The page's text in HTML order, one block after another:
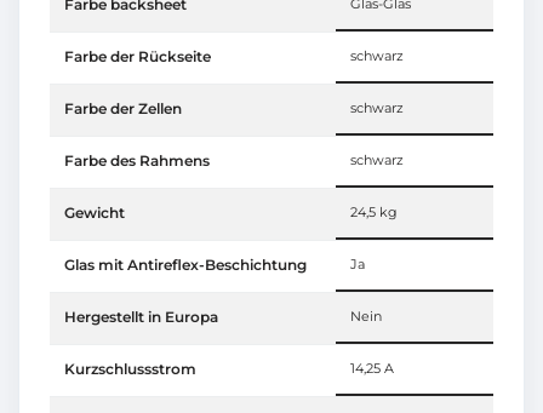
Farbe backsheet Glas-Glas
Farbe der Rückseite schwarz
Farbe der Zellen schwarz
Farbe des Rahmens schwarz
Gewicht 24,5 kg
Glas mit Antireflex-Beschichtung Ja
Hergestellt in Europa Nein
Kurzschlussstrom 14,25 A